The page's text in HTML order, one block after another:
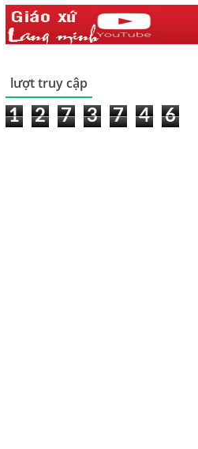
lượt truy cập
1 2 7 3 7 4 6